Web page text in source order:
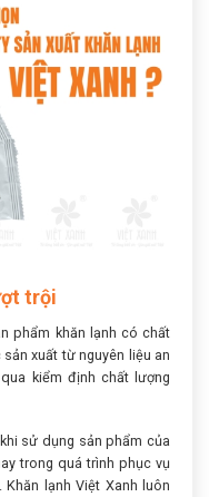
trội
phẩm khăn lạnh có chất
xuất từ nguyên liệu an
kiểm định chất lượng
sử dụng sản phẩm của
trong quá trình phục vụ
Khăn lạnh Việt Xanh luôn